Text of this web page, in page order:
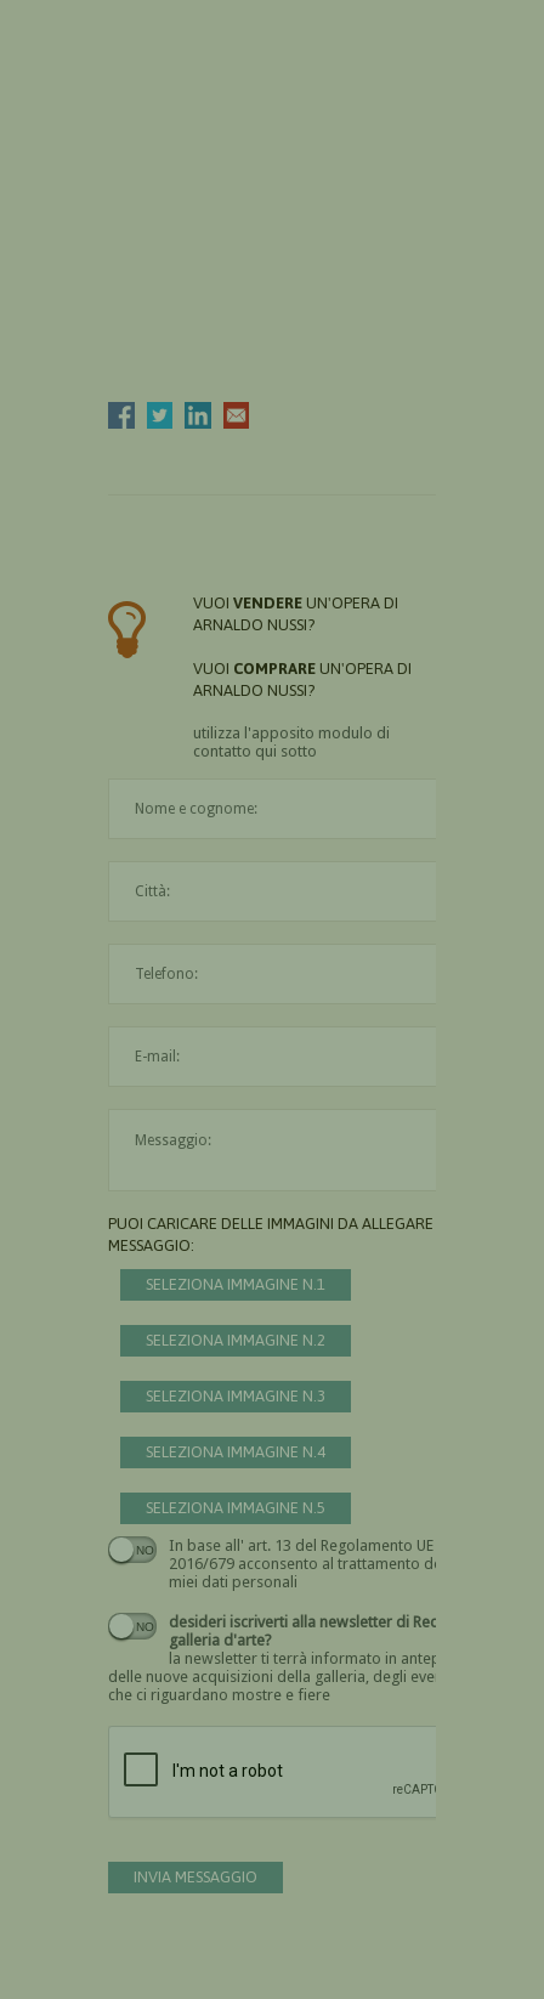
VUOI VENDERE UN'OPERA DI
ARNALDO NUSSI?
VUOI COMPRARE UN'OPERA DI
ARNALDO NUSSI?
utilizza l'apposito modulo di
contatto qui sotto
PUOI CARICARE DELLE IMMAGINI DA ALLEGARE AL
MESSAGGIO:
SELEZIONA IMMAGINE N.1
SELEZIONA IMMAGINE N.2
SELEZIONA IMMAGINE N.3
SELEZIONA IMMAGINE N.4
SELEZIONA IMMAGINE N.5
In base all' art. 13 del Regolamento UE n.
2016/679 acconsento al trattamento dei
miei dati personali
Devi dare il consenso
desideri iscriverti alla newsletter di Recta
galleria d'arte?
la newsletter ti terrà informato in anteprima
delle nuove acquisizioni della galleria, degli eventi
che ci riguardano mostre e fiere
INVIA MESSAGGIO